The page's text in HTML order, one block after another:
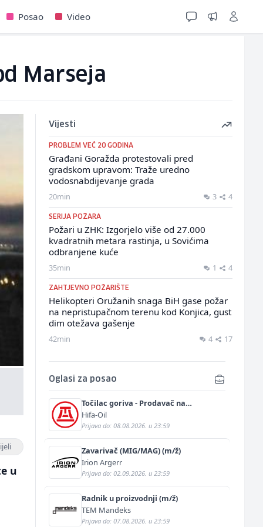
Posao Video
Marseja
u
Vijesti
PROBLEM VEĆ 20 GODINA
Građani Goražda protestovali pred
gradskom upravom: Traže uredno
vodosnabdijevanje grada
20min 3 4
SERIJA POŽARA
Požari u ZHK: Izgorjelo više od 27.000
kvadratnih metara rastinja, u Sovićima
odbranjene kuće
35min 1 4
ZAHTJEVNO POŽARIŠTE
Helikopteri Oružanih snaga BiH gase požar
na nepristupačnom terenu kod Konjica, gust
dim otežava gašenje
42min 4 17
Oglasi za posao
Točilac goriva - Prodavač na
benzinskoj pumpi (m/ž)
Hifa-Oil
Prijava do: 08.08.2026. u 23:59
Zavarivač (MIG/MAG) (m/ž)
Irion Argerr
Prijava do: 02.09.2026. u 23:59
Radnik u proizvodnji (m/ž)
TEM Mandeks
Prijava do: 07.08.2026. u 23:59